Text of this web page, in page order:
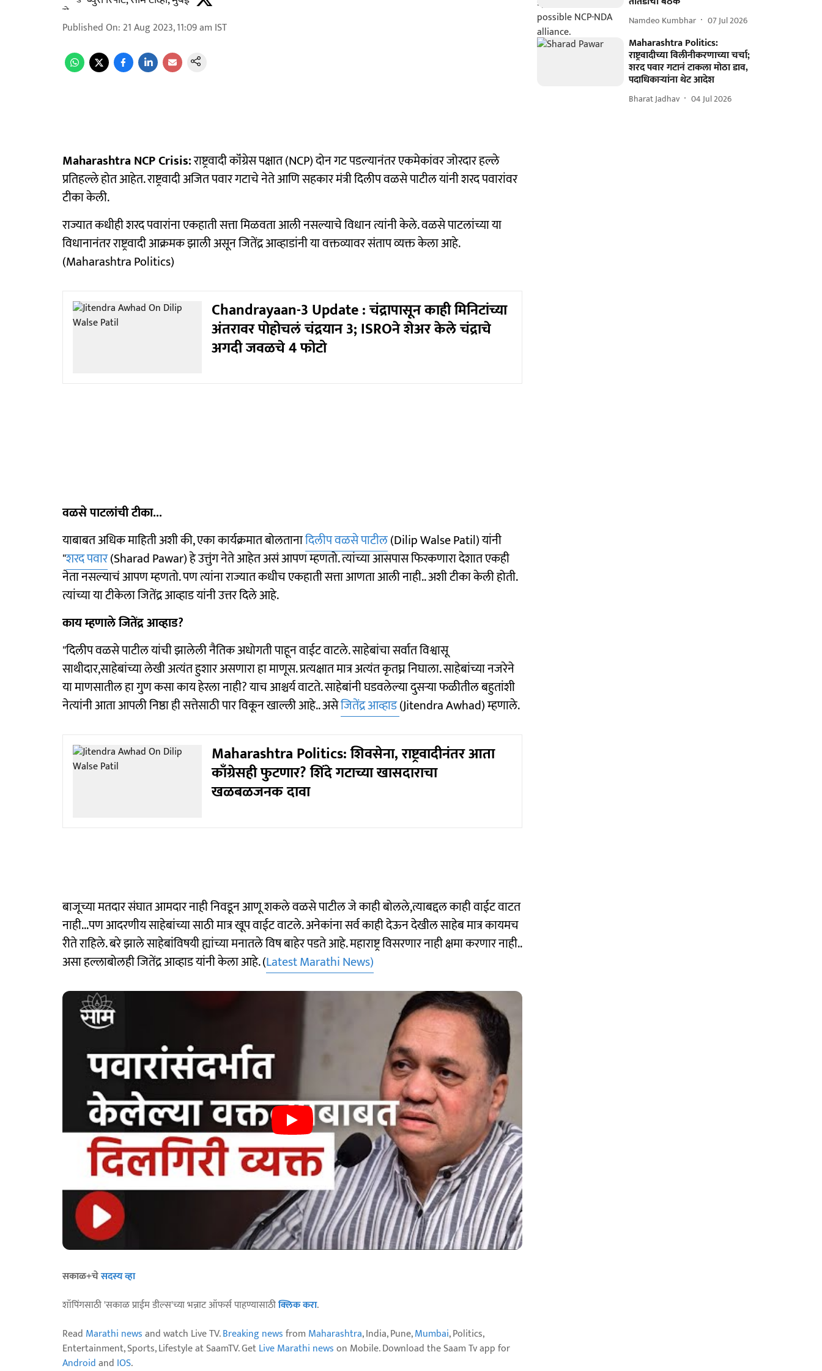
Published On: 21 Aug 2023, 11:09 am IST
Maharashtra NCP Crisis:राष्ट्रवादी कॉंग्रेस पक्षात (NCP) दोन गट पडल्यानंतर एकमेकांवर जोरदार हल्ले
प्रतिहल्ले होत आहेत. राष्ट्रवादी अजित पवार गटाचे नेते आणि सहकार मंत्री दिलीप वळसे पाटील यांनी शरद पवारांवर
टीका केली.
राज्यात कधीही शरद पवारांना एकहाती सत्ता मिळवता आली नसल्याचे विधान त्यांनी केले. वळसे पाटलांच्या या
विधानानंतर राष्ट्रवादी आक्रमक झाली असून जितेंद्र आव्हाडांनी या वक्तव्यावर संताप व्यक्त केला आहे.
(Maharashtra Politics)
Chandrayaan-3 Update : चंद्रापासून काही मिनिटांच्या
अंतरावर पोहोचलं चंद्रयान 3; ISROने शेअर केले चंद्राचे
अगदी जवळचे 4 फोटो
वळसे पाटलांची टीका...
याबाबत अधिक माहिती अशी की, एका कार्यक्रमात बोलतानादिलीप वळसे पाटील(Dilip Walse Patil) यांनी
"शरद पवार(Sharad Pawar) हे उत्तुंग नेते आहेत असं आपण म्हणतो. त्यांच्या आसपास फिरकणारा देशात एकही
नेता नसल्याचं आपण म्हणतो. पण त्यांना राज्यात कधीच एकहाती सत्ता आणता आली नाही.. अशी टीका केली होती.
त्यांच्या या टीकेला जितेंद्र आव्हाड यांनी उत्तर दिले आहे.
काय म्हणाले जितेंद्र आव्हाड?
"दिलीप वळसे पाटील यांची झालेली नैतिक अधोगती पाहून वाईट वाटले. साहेबांचा सर्वात विश्वासू
साथीदार,साहेबांच्या लेखी अत्यंत हुशार असणारा हा माणूस. प्रत्यक्षात मात्र अत्यंत कृतघ्न निघाला. साहेबांच्या नजरेने
या माणसातील हा गुण कसा काय हेरला नाही? याच आश्चर्य वाटते. साहेबांनी घडवलेल्या दुसऱ्या फळीतील बहुतांशी
नेत्यांनी आता आपली निष्ठा ही सत्तेसाठी पार विकून खाल्ली आहे.. असेजितेंद्र आव्हाड(Jitendra Awhad) म्हणाले.
Maharashtra Politics: शिवसेना, राष्ट्रवादीनंतर आता
काँग्रेसही फुटणार? शिंदे गटाच्या खासदाराचा
खळबळजनक दावा
बाजूच्या मतदार संघात आमदार नाही निवडून आणू शकले वळसे पाटील जे काही बोलले,त्याबद्दल काही वाईट वाटत
नाही...पण आदरणीय साहेबांच्या साठी मात्र खूप वाईट वाटले. अनेकांना सर्व काही देऊन देखील साहेब मात्र कायमच
रीते राहिले. बरे झाले साहेबांविषयी ह्यांच्या मनातले विष बाहेर पडते आहे. महाराष्ट्र विसरणार नाही क्षमा करणार नाही..
असा हल्लाबोलही जितेंद्र आव्हाड यांनी केला आहे. (Latest Marathi News)
सकाळ+चेसदस्य व्हा
शॉपिंगसाठी 'सकाळ प्राईम डील्स'च्या भन्नाट ऑफर्स पाहण्यासाठीक्लिक करा.
Read Marathi newsand watch Live TV.Breaking newsfrom Maharashtra, India, Pune,Mumbai, Politics,
Entertainment, Sports, Lifestyle at SaamTV. GetLive Marathi newson Mobile. Download the Saam Tv app for
Androidand IOS.
Namdeo Kumbhar 07 Jul 2026
Maharashtra Politics:
राष्ट्रवादीच्या विलीनीकरणाच्या चर्चा;
शरद पवार गटानं टाकला मोठा डाव,
पदाधिकाऱ्यांना थेट आदेश
Bharat Jadhav 04 Jul 2026